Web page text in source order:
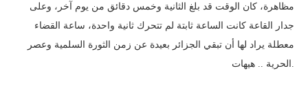
مظاهرة، كان الوقت قد بلغ الثانية وخمس دقائق من يوم آخر، وعلى
جدار القاعة كانت الساعة ثابتة لم تتحرك ثانية واحدة، ساعة القضاء
معطلة يراد لها أن تبقي الجزائر بعيدة عن زمن الثورة السلمية وعصر
الحرية .. هيهات.